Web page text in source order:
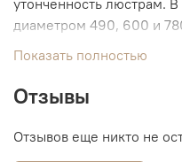
диаметром 490, 600 и
3810 мм.
Показать полностью
Отзывы
Отзывов еще никто не